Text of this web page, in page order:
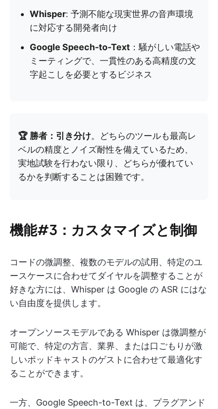
Whisper: 予測不能な現実世界の音声環境
に対応する開発者向け
Google Speech-to-Text ：騒がしい電話や
ミーティングで、一貫性のある高精度の文
字起こしを必要とするビジネス
🏆 勝者：引き分け。どちらのツールも最高レ
ベルの精度とノイズ耐性を備えているため、
実地試験を行わない限り、どちらが優れてい
るかを判断することは困難です。
機能#3：カスタマイズと制御
コードの微調整、複数のモデルの試用、特定のユ
ースケースに合わせてダイヤルを調整することが
好きな方には、Whisper は Google の ASR にはな
い自由度を提供します。
オープンソースモデルである Whisper は微調整が
可能で、特定の方言、業界、または口ごもりが激
しいポッドキャストのゲストに合わせて最適化す
ることができます。
一方、Google Speech-to-Text は、プラグアンド